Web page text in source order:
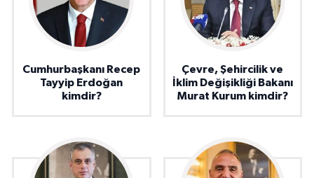
Cumhurbaşkanı Recep
Tayyip Erdoğan
kimdir?
Çevre, Şehircilik ve
İklim Değişikliği Bakanı
Murat Kurum kimdir?